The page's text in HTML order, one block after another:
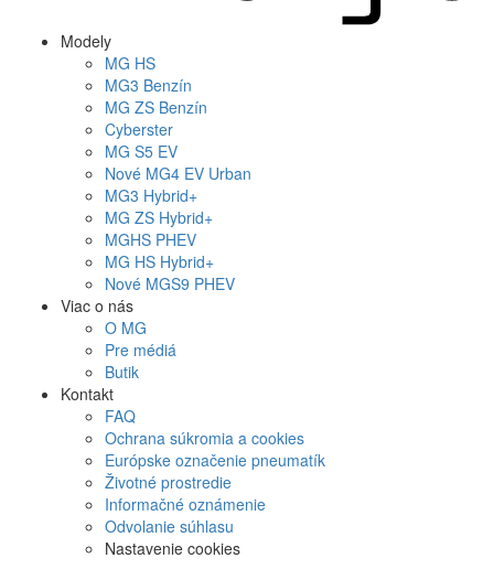
Modely
MG HS
MG3 Benzín
MG ZS Benzín
Cyberster
MG S5 EV
Nové MG4 EV Urban
MG3 Hybrid+
MG ZS Hybrid+
MGHS PHEV
MG HS Hybrid+
Nové MGS9 PHEV
Viac o nás
O MG
Pre médiá
Butik
Kontakt
FAQ
Ochrana súkromia a cookies
Európske označenie pneumatík
Životné prostredie
Informačné oznámenie
Odvolanie súhlasu
Nastavenie cookies